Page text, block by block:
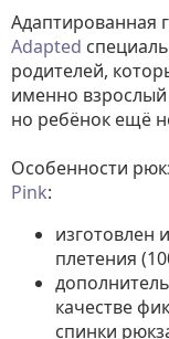
Адаптированная
Adapted
родителей,
именно
но ребёнок ещё
Особенности
Pink:
изготовлен
плетения
качестве
спинки